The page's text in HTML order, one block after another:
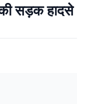
की सड़क हादसे